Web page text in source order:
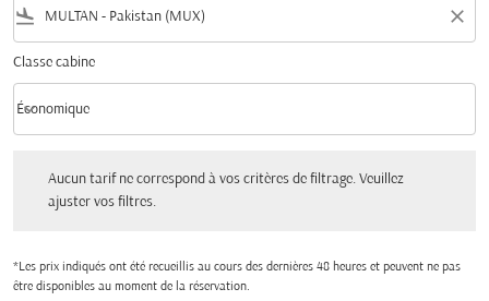
flight_land close
Classe cabine
Classe cabine option Économique Selected
Économique
keyboard_arrow_down
Aucun tarif ne correspond à vos critères de filtrage. Veuillez
ajuster vos filtres.
*Les prix indiqués ont été recueillis au cours des dernières 48 heures et peuvent ne pas
être disponibles au moment de la réservation.